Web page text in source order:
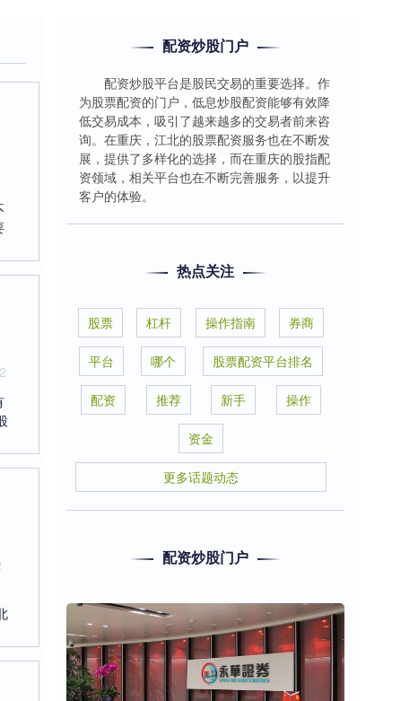
配资炒股门户
配资炒股平台是股民交易的重要选择。作
为股票配资的门户，低息炒股配资能够有效降
低交易成本，吸引了越来越多的交易者前来咨
询。在重庆，江北的股票配资服务也在不断发
展，提供了多样化的选择，而在重庆的股指配
资领域，相关平台也在不断完善服务，以提升
客户的体验。
热点关注
股票 杠杆 操作指南 券商
平台 哪个 股票配资平台排名
配资 推荐 新手 操作
资金
更多话题动态
配资炒股门户